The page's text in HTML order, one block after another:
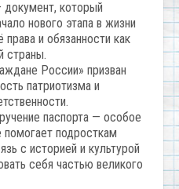
который
нового этапа в жизни
права и обязанности как
страны.
России» призван
патриотизма и
паспорта — особое
подросткам
с историей и культурой
себя частью великого